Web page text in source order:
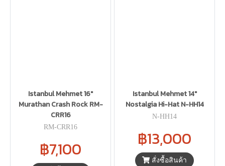
Istanbul Mehmet 16"
Murathan Crash Rock RM-
CRR16
RM-CRR16
฿7,100
Istanbul Mehmet 14"
Nostalgia Hi-Hat N-HH14
N-HH14
฿13,000
สั่งซื้อสินค้า